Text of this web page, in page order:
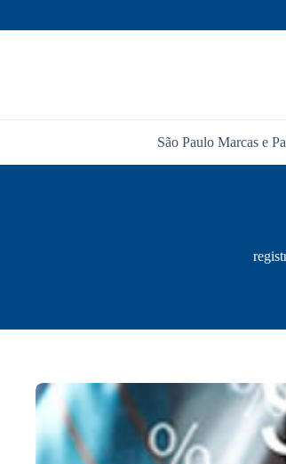
São Paulo Marcas e